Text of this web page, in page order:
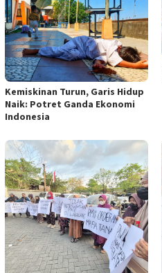
Kemiskinan Turun, Garis Hidup
Naik: Potret Ganda Ekonomi
Indonesia